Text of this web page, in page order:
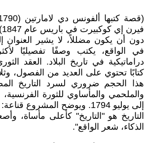
فيرن إي كوكبيرت في باريس عام 1847).
دون أن يكون مضللاً، لا يشير العنوان
في الواقع، يكتب وصفًا تفصيليًا
دراماتيكية في تاريخ البلاد. العقد
كتابًا تحتوي على العديد من الفصول،
هذا الحجم ضروري لسرد التاريخ
إلى يوليو 1794. ويوضح المشروع قناعة:
التاريخ هو "التاريخ" كأعلى مأساة،
الذكاء، شعر الواقع".